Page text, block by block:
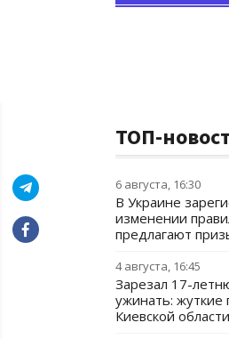
ТОП-
6 августа, 16:30
В Украине
изменении
предлагают
4 августа, 16:45
Зарезал 17-
ужинать: жуткие
Киевской области